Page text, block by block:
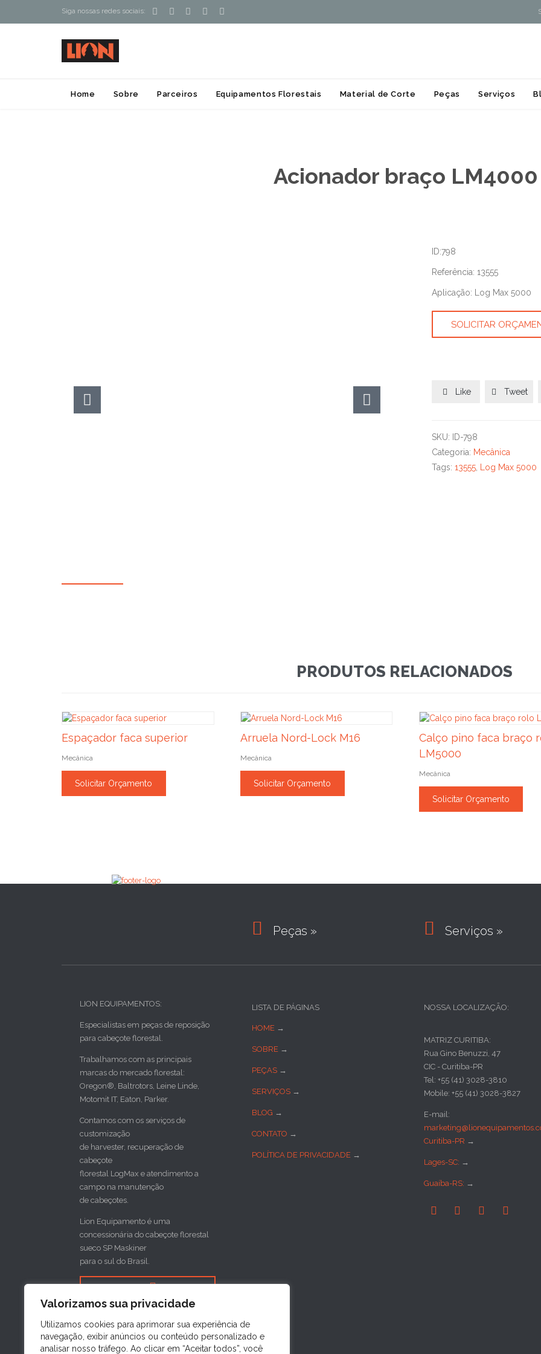
Valorizamos sua privacidade
Utilizamos cookies para aprimorar sua experiência de
navegação, exibir anúncios ou conteúdo personalizado e
analisar nosso tráfego. Ao clicar em “Aceitar todos”, você
Siga nossas redes sociais:     
to
Home Sobre Parceiros Equipamentos Florestais Material de Corte Peças Serviços
Acionador braço LM4000
ID:798
Referência: 13555
Aplicação: Log Max 5000
SOLICITAR
 Like  Tweet
SKU:
ID-798
Categoria: Mecânica
Tags: 13555, Log Max 5000
PRODUTOS RELACIONADOS
Espaçador faca superior
Mecânica
Solicitar Orçamento
Arruela Nord-Lock M16
Mecânica
Solicitar Orçamento
Calço pino faca braço
LM5000
Mecânica
Solicitar Orçamento
 Peças »  Serviços »
LION EQUIPAMENTOS:
Especialistas em peças de reposição
para cabeçote florestal.
Trabalhamos com as principais
marcas do mercado florestal:
Oregon®, Baltrotors, Leine Linde,
Motomit IT, Eaton, Parker.
Contamos com os serviços de
customização
de harvester, recuperação de
cabeçote
florestal LogMax e atendimento a
campo na manutenção
de cabeçotes.
Lion Equipamento é uma
concessionária do cabeçote florestal
sueco SP Maskiner
para o sul do Brasil.

FAÇA SUA COTAÇÃO
LISTA DE PÁGINAS
HOME →
SOBRE →
PEÇAS →
SERVIÇOS →
BLOG →
CONTATO →
POLÍTICA DE PRIVACIDADE →
NOSSA LOCALIZAÇÃO:
MATRIZ CURITIBA:
Rua Gino Benuzzi, 47
CIC - Curitiba-PR
Tel: +55 (41) 3028-3810
Mobile: +55 (41) 3028-3827
E-mail:
Curitiba-PR →
Lages-SC: →
Guaíba-RS: →
   